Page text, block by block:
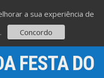
FESTA DO
a sua experiência de
Concordo